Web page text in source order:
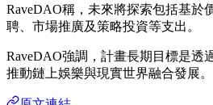
RaveDAO稱，未來將探索包括基於
聘、市場推廣及策略投資等支出。
RaveDAO強調，計畫長期目標是透
推動鏈上娛樂與現實世界融合發展。